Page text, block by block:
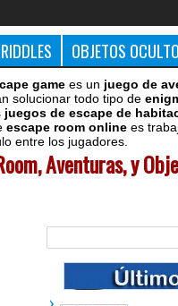
OBJETOS
game es un juego de
solucionar todo tipo de
juegos de escape de
escape room online es
entre los jugadores.
Aventuras, y